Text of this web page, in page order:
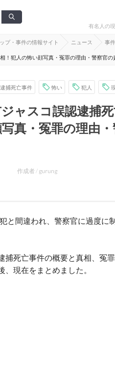
有名人の
プ・事件の情報サイト ニュース 事件
！犯人の怖い顔写真・冤罪の理由・警察官の
捕死亡事件 怖い 犯人
ャスコ誤認逮捕
真・冤罪の理由
作成者 / gurung
と間違われ、警察官に過度に
捕死亡事件の概要と真相、冤
現在をまとめました。